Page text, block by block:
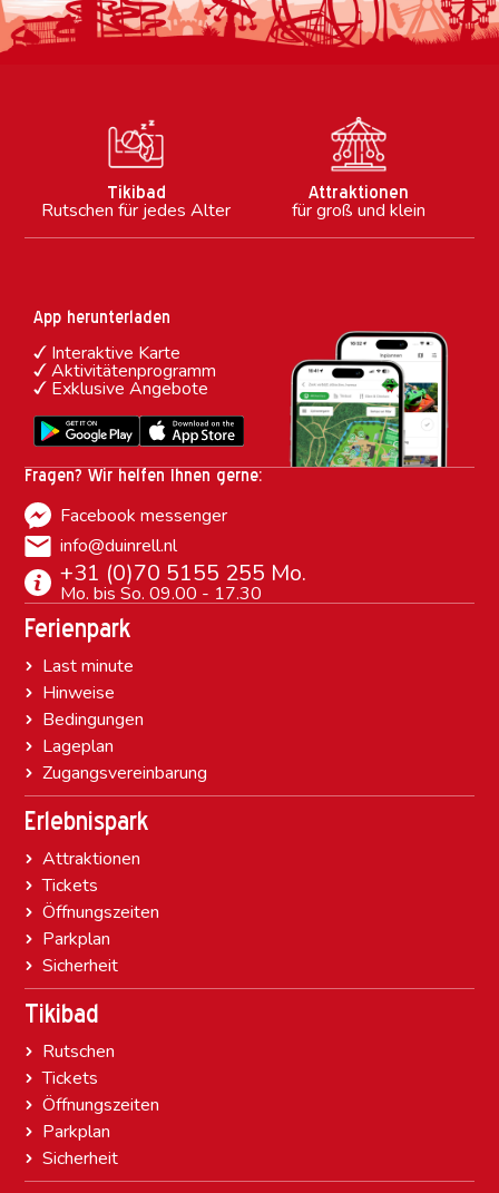
Tikibad
Rutschen für jedes Alter
Attraktionen
für groß und klein
Fragen? Wir helfen Ihnen gerne:
Facebook messenger
info@duinrell.nl
+31 (0)70 5155 255 Mo.
Mo. bis So. 09.00 - 17.30
App herunterladen
Interaktive Karte
Aktivitätenprogramm
Exklusive Angebote
Ferienpark
Last minute
Hinweise
Bedingungen
Lageplan
Zugangsvereinbarung
Erlebnispark
Attraktionen
Tickets
Öffnungszeiten
Parkplan
Sicherheit
Tikibad
Rutschen
Tickets
Öffnungszeiten
Parkplan
Sicherheit